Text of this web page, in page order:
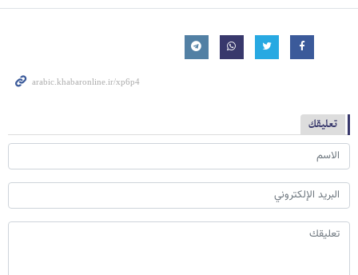
تعليقك